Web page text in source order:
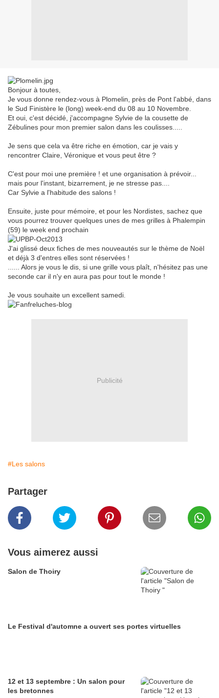
Bonjour à toutes,
Je vous donne rendez-vous à Plomelin, près de Pont l'abbé, dans
le Sud Finistère le (long) week-end du 08 au 10 Novembre.
Et oui, c'est décidé, j'accompagne Sylvie de la cousette de
Zébulines pour mon premier salon dans les coulisses.....
Je sens que cela va être riche en émotion, car je vais y
rencontrer Claire, Véronique et vous peut être ?
C'est pour moi une première ! et une organisation à prévoir...
mais pour l'instant, bizarrement, je ne stresse pas....
Car Sylvie a l'habitude des salons !
Ensuite, juste pour mémoire, et pour les Nordistes, sachez que
vous pourrez trouver quelques unes de mes grilles à Phalempin
(59) le week end prochain
J'ai glissé deux fiches de mes nouveautés sur le thème de Noël
et déjà 3 d'entres elles sont réservées !
...... Alors je vous le dis, si une grille vous plaît, n'hésitez pas une
seconde car il n'y en aura pas pour tout le monde !
Je vous souhaite un excellent samedi.
Publicité
#Les salons
Partager
Vous aimerez aussi
Salon de Thoiry
Le Festival d'automne a ouvert ses portes virtuelles
12 et 13 septembre : Un salon pour
les bretonnes